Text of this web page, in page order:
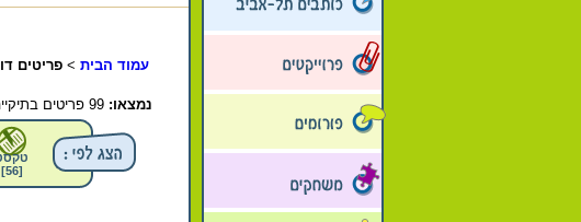
עמוד הבית > פריטים
נמצאו:
[
56
]